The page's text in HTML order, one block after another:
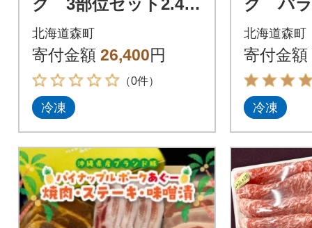
g(400g×6)すき焼き・
しゃぶしゃぶ・煮物
など
北海道森町
寄付金額 26,400円
（0件）
冷凍
ット
とんか
き・焼
北海道森町
寄付金額
冷凍